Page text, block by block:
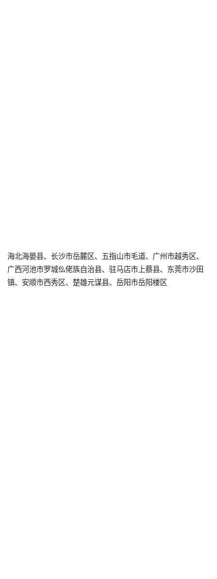
海北海晏县、长沙市岳麓区、五指山市毛道、广州市越秀区、
广西河池市罗城仫佬族自治县、驻马店市上蔡县、东莞市沙田
镇、安顺市西秀区、楚雄元谋县、岳阳市岳阳楼区